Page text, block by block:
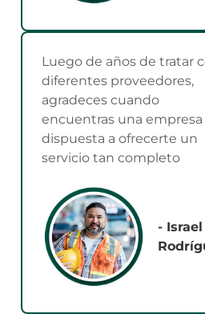
Luego de años de tratar
diferentes proveedores,
agradeces cuando
encuentras una empresa
dispuesta a ofrecerte un
servicio tan completo
- Israel